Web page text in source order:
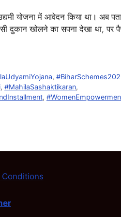
योजना में आवेदन किया था। अब
दुकान खोलने का सपना देखा था, पर
,
, #MahilaSashaktikaran,
,
Conditions